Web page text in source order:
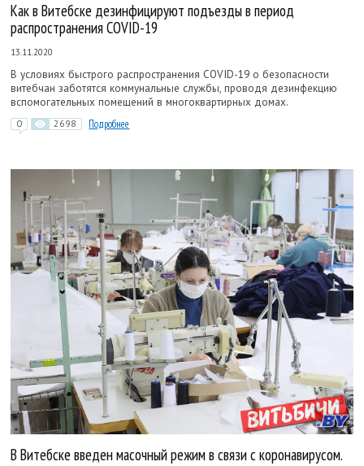
Как в Витебске дезинфицируют подъезды в период
распространения COVID-19
13.11.2020
В условиях быстрого распространения COVID-19 о безопасности
витебчан заботятся коммунальные службы, проводя дезинфекцию
вспомогательных помещений в многоквартирных домах.
0 2698 Подробнее
В Витебске введен масочный режим в связи с коронавирусом.